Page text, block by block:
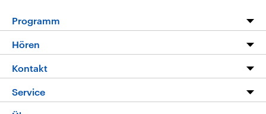
Programm
Programm
Die Nachrichten
Nachrichtenleicht
Hören
Livestream
Podcasts
Kontakt
Hörerservice
Service